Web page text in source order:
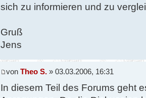
sich zu informieren und zu
Gruß
Jens
von Theo S. » 03.03.2006, 16:31
In diesem Teil des Forums geht